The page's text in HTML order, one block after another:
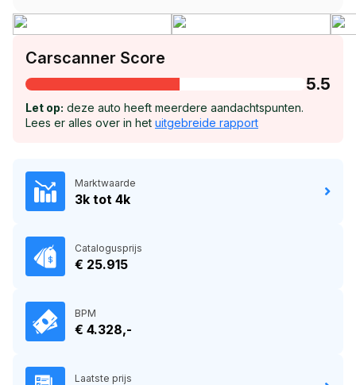
Carscanner Score
5.5
Let op: deze auto heeft meerdere aandachtspunten.
Lees er alles over in het uitgebreide rapport
Marktwaarde
3k tot 4k
Catalogusprijs
€ 25.915
BPM
€ 4.328,-
Laatste prijs